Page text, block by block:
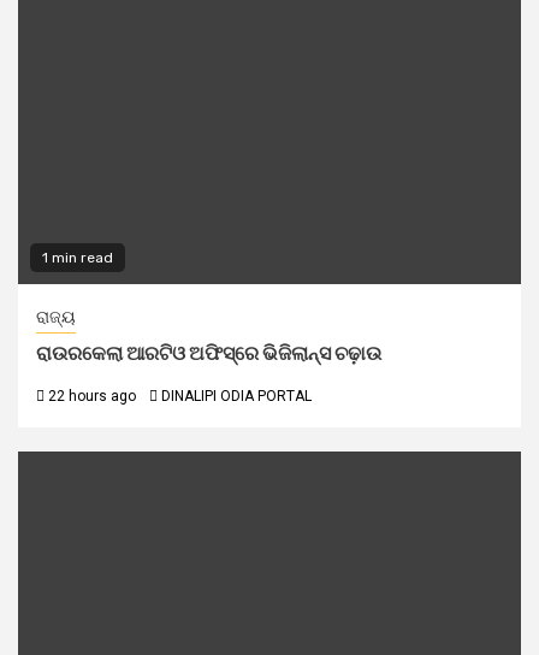
1 min read
ରାଜ୍ୟ
ରାଉରକେଲା ଆରଟିଓ ଅଫିସ୍‌ରେ ଭିଜିଲାନ୍ସ ଚଢ଼ାଉ
22 hours ago DINALIPI ODIA PORTAL